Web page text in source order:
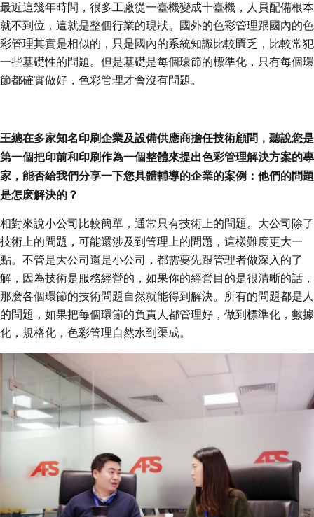
最近這幾年時間，很多工廠從一臺機變成十臺機，人員配備根本
就不到位，這就是整個行業的現狀。國外的色彩管理跟國內的色
彩管理其實是相似的，只是國內的系統知識比較匱乏，比較常犯
一些基礎性的問題。但是基礎是每個環節的標準化，只有每個環
節都確實做好，色彩管理才會沒有問題。
王總在多家知名印刷企業及設備供應商擔任技術顧問，聽說您是
第一個把印前和印刷作為一個整體來提出色彩管理解決方案的專
家，能否給我們分享一下您具體輔導的企業的案例：他們的問題
是怎麽解決的？
相對來說小公司比較簡單，通常只有技術上的問題。大公司除了
技術上的問題，可能還涉及到管理上的問題，這樣難度更大一
點。不管是大公司還是小公司，都需要先跟管理者做深入的了
解，因為技術是服務經營的，如果你的經營目的是很清晰的話，
那麽各個環節的技術問題自然就能得到解決。所有的問題都是人
的問題，如果把每個環節的負責人都管理好，做到標準化，數據
化，規格化，色彩管理自然水到渠成。